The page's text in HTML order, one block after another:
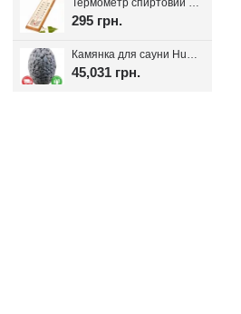
295 грн.
Камянка для сауни Huum Drop 9 кВт
45,031 грн.